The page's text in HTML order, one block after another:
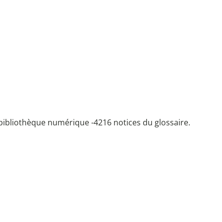
numérique -4216 notices du glossaire.